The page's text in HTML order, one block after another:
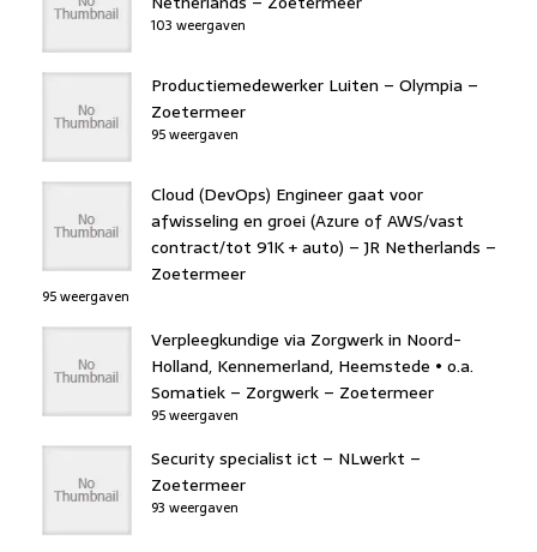
103 weergaven
Productiemedewerker Luiten – Olympia –
Zoetermeer
95 weergaven
Cloud (DevOps) Engineer gaat voor
afwisseling en groei (Azure of AWS/vast
contract/tot 91K + auto) – JR Netherlands –
Zoetermeer
95 weergaven
Verpleegkundige via Zorgwerk in Noord-
Holland, Kennemerland, Heemstede • o.a.
Somatiek – Zorgwerk – Zoetermeer
95 weergaven
Security specialist ict – NLwerkt –
Zoetermeer
93 weergaven